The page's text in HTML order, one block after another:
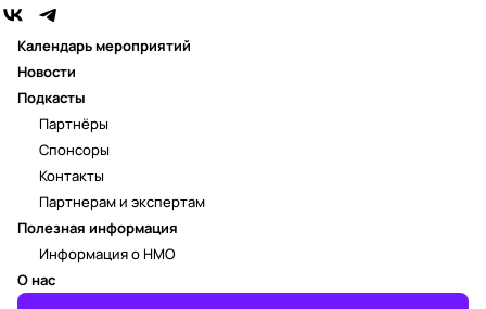
Календарь мероприятий
Новости
Подкасты
Полезная информация
Информация о НМО
О нас
Партнёры
Спонсоры
Контакты
Партнерам и экспертам